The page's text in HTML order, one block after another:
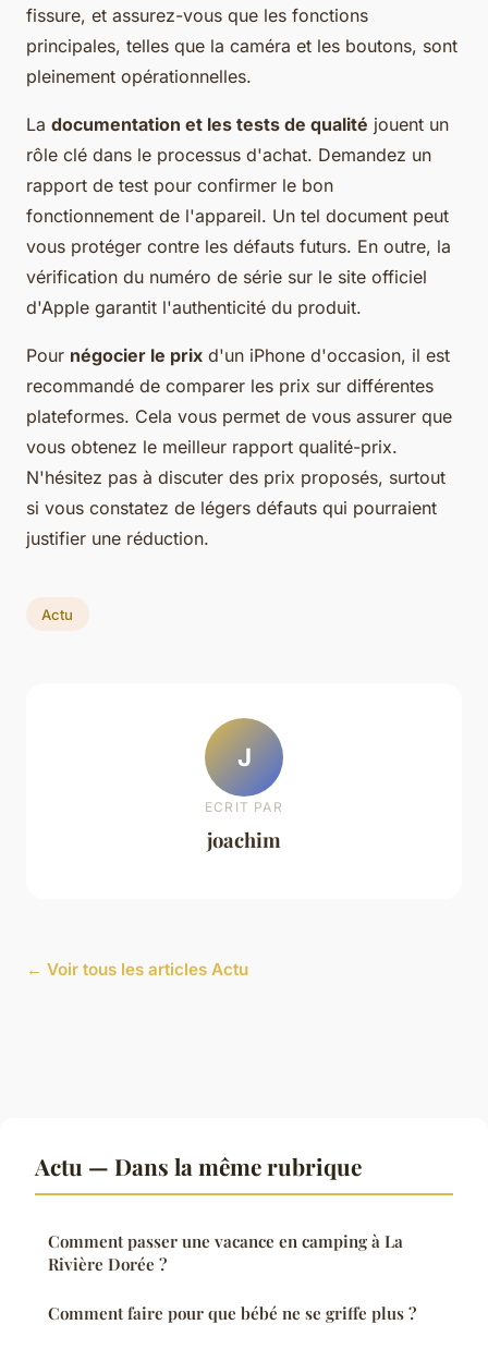
fissure, et assurez-vous que les fonctions
principales, telles que la caméra et les boutons, sont
pleinement opérationnelles.
La documentation et les tests de qualité jouent un
rôle clé dans le processus d'achat. Demandez un
rapport de test pour confirmer le bon
fonctionnement de l'appareil. Un tel document peut
vous protéger contre les défauts futurs. En outre, la
vérification du numéro de série sur le site officiel
d'Apple garantit l'authenticité du produit.
Pour négocier le prix d'un iPhone d'occasion, il est
recommandé de comparer les prix sur différentes
plateformes. Cela vous permet de vous assurer que
vous obtenez le meilleur rapport qualité-prix.
N'hésitez pas à discuter des prix proposés, surtout
si vous constatez de légers défauts qui pourraient
justifier une réduction.
Actu
J
ECRIT PAR
joachim
← Voir tous les articles Actu
Actu — Dans la même rubrique
Comment passer une vacance en camping à La
Rivière Dorée ?
Comment faire pour que bébé ne se griffe plus ?